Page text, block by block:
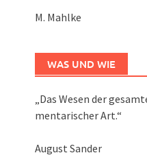
M. Mahlke
WAS UND WIE
„Das We­sen der
men­ta­ri­scher Art.“
August Sander